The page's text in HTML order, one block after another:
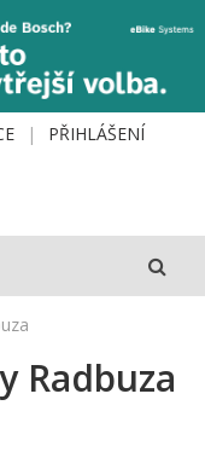
PŘIHLÁŠENÍ
Radbuza